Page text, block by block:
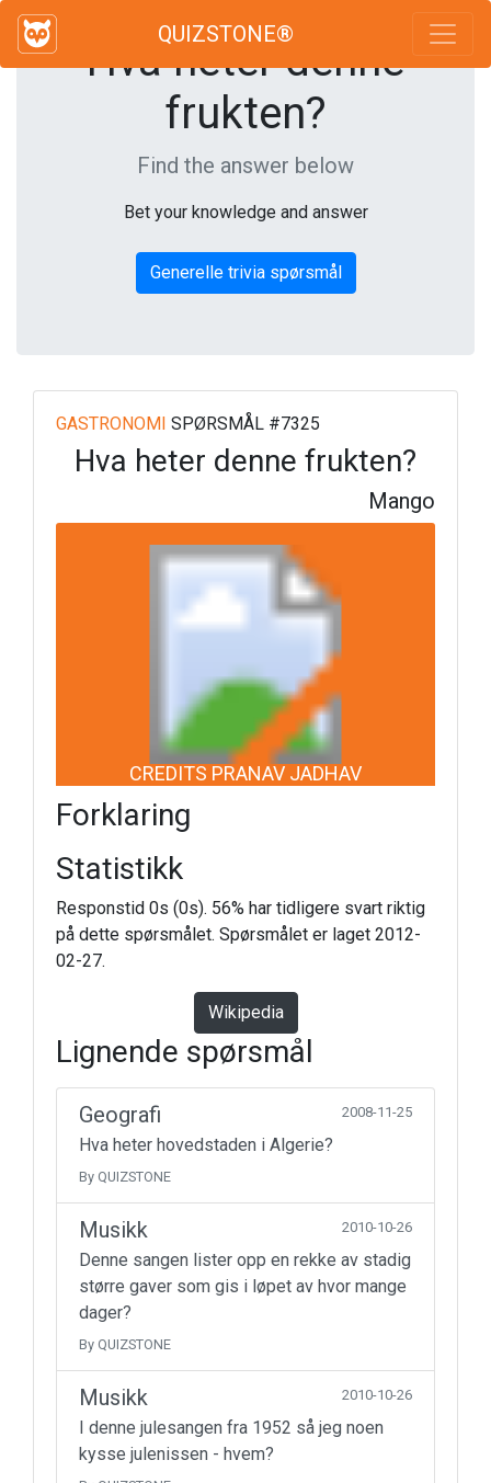
QUIZSTONE®
Hva heter denne
frukten?
Find the answer below
Bet your knowledge and answer
Generelle trivia spørsmål
GASTRONOMI SPØRSMÅL #7325
Hva heter denne frukten?
Mango
CREDITS PRANAV JADHAV
Forklaring
Statistikk
Responstid 0s (0s). 56% har tidligere svart riktig
på dette spørsmålet. Spørsmålet er laget 2012-
02-27.
Wikipedia
Lignende spørsmål
Geografi 2008-11-25
Hva heter hovedstaden i Algerie?
By QUIZSTONE
Musikk 2010-10-26
Denne sangen lister opp en rekke av stadig
større gaver som gis i løpet av hvor mange
dager?
By QUIZSTONE
Musikk 2010-10-26
I denne julesangen fra 1952 så jeg noen
kysse julenissen - hvem?